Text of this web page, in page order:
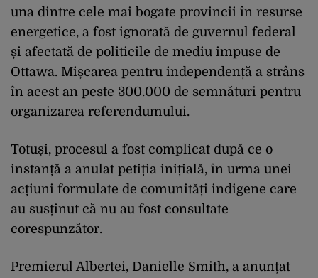
una dintre cele mai bogate provincii în resurse
energetice, a fost ignorată de guvernul federal
și afectată de politicile de mediu impuse de
Ottawa. Mișcarea pentru independență a strâns
în acest an peste 300.000 de semnături pentru
organizarea referendumului.
Totuși, procesul a fost complicat după ce o
instanță a anulat petiția inițială, în urma unei
acțiuni formulate de comunități indigene care
au susținut că nu au fost consultate
corespunzător.
Premierul Albertei, Danielle Smith, a anunțat